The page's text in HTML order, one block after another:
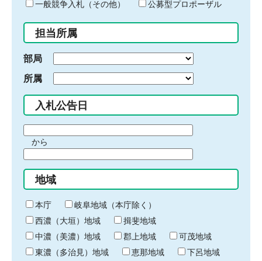
ド
入
力
一般競争入札（その他）
公募型プロポーザル
担当所属
部局
所属
入札公告日
間
始
り
から
間
終
わ
り
地域
本庁
岐阜地域（本庁除く）
西濃（大垣）地域
揖斐地域
中濃（美濃）地域
郡上地域
可茂地域
東濃（多治見）地域
恵那地域
下呂地域